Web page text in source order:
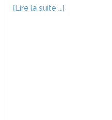
[Lire la suite ...]